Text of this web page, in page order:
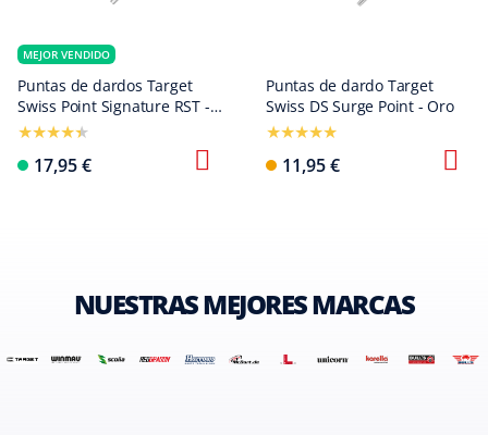
MEJOR VENDIDO
Puntas de dardos Target
Swiss Point Signature RST -
Plata
17,95 €
Puntas de dardo Target
Swiss DS Surge Point - Oro
11,95 €
NUESTRAS MEJORES MARCAS